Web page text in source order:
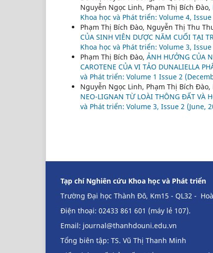
Nguyễn Ngọc Linh, Phạm Thị Bích Đào,
Khoa học và Phát triển: Volume 4,
Phạm Thị Bích Đào, Nguyễn Thị Thu
CỦA SINH VIÊN DƯỢC NĂM CUỐI TẠI
Khoa học và Phát triển: Volume 3, Issue
Phạm Thị Bích Đào, ẢNH HƯỞNG CỦA
CAROTENE CỦA VI TẢO DUNALIELLA
và Phát triển: Volume 1 Issue 2
Nguyễn Ngọc Linh, Phạm Thị Bích
NEO-LIGNAN TỪ LOÀI THÔNG ĐẤT VÀ
và Phát triển: Volume 3, Issue 2 (June,
Tạp chí Nghiên cứu Khoa học và Phát triển
Trường Đại học Thành Đô, Km15 - QL32 -
Điện thoại: 02433 861 601 (máy lẻ 107).
Email: journal@thanhdouni.edu.vn
Tổng biên tập: TS. Vũ Thị Thanh Minh